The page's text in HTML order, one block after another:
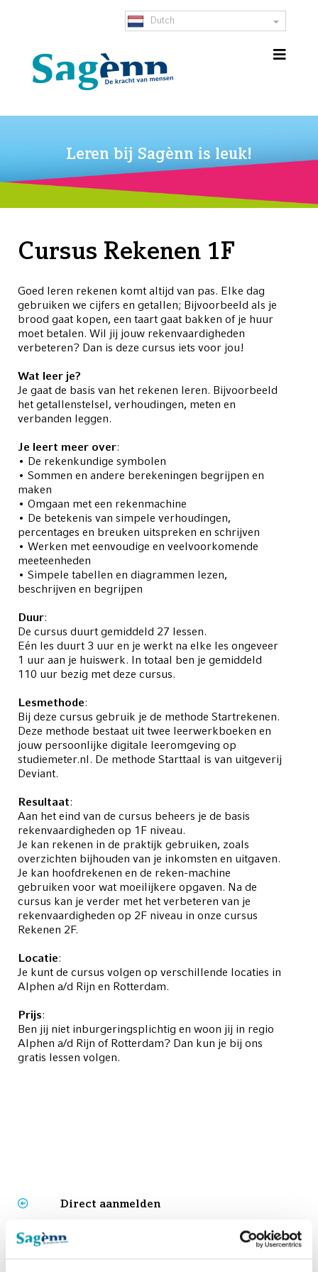
Dutch
Leren bij Sagènn is leuk!
Cursus Rekenen 1F
Goed leren rekenen komt altijd van pas. Elke dag
gebruiken we cijfers en getallen; Bijvoorbeeld als je
brood gaat kopen, een taart gaat bakken of je huur
moet betalen. Wil jij jouw rekenvaardigheden
verbeteren? Dan is deze cursus iets voor jou!
Wat leer je?
Je gaat de basis van het rekenen leren. Bijvoorbeeld
het getallenstelsel, verhoudingen, meten en
verbanden leggen.
Je leert meer over:
• De rekenkundige symbolen
• Sommen en andere berekeningen begrijpen en
maken
• Omgaan met een rekenmachine
• De betekenis van simpele verhoudingen,
percentages en breuken uitspreken en schrijven
• Werken met eenvoudige en veelvoorkomende
meeteenheden
• Simpele tabellen en diagrammen lezen,
beschrijven en begrijpen
Duur:
De cursus duurt gemiddeld 27 lessen.
Eén les duurt 3 uur en je werkt na elke les ongeveer
1 uur aan je huiswerk. In totaal ben je gemiddeld
110 uur bezig met deze cursus.
Lesmethode:
Bij deze cursus gebruik je de methode Startrekenen.
Deze methode bestaat uit twee leerwerkboeken en
jouw persoonlijke digitale leeromgeving op
studiemeter.nl. De methode Starttaal is van uitgeverij
Deviant.
Resultaat:
Aan het eind van de cursus beheers je de basis
rekenvaardigheden op 1F niveau.
Je kan rekenen in de praktijk gebruiken, zoals
overzichten bijhouden van je inkomsten en uitgaven.
Je kan hoofdrekenen en de reken-machine
gebruiken voor wat moeilijkere opgaven. Na de
cursus kan je verder met het verbeteren van je
rekenvaardigheden op 2F niveau in onze cursus
Rekenen 2F.
Locatie:
Je kunt de cursus volgen op verschillende locaties in
Alphen a/d Rijn en Rotterdam.
Prijs:
Ben jij niet inburgeringsplichtig en woon jij in regio
Alphen a/d Rijn of Rotterdam? Dan kun je bij ons
gratis lessen volgen.
Direct aanmelden